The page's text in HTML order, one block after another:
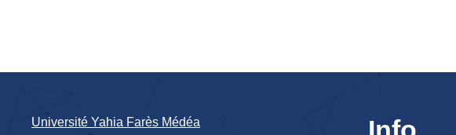
Université Yahia Farès Médéa